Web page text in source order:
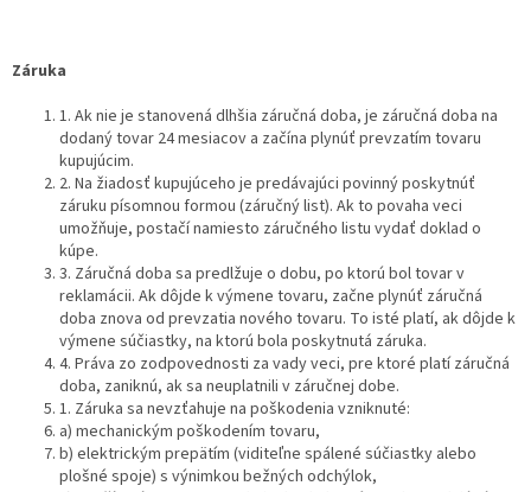
Záruka
1. Ak nie je stanovená dlhšia záručná doba, je záručná doba na
dodaný tovar 24 mesiacov a začína plynúť prevzatím tovaru
kupujúcim.
2. Na žiadosť kupujúceho je predávajúci povinný poskytnúť
záruku písomnou formou (záručný list). Ak to povaha veci
umožňuje, postačí namiesto záručného listu vydať doklad o
kúpe.
3. Záručná doba sa predlžuje o dobu, po ktorú bol tovar v
reklamácii. Ak dôjde k výmene tovaru, začne plynúť záručná
doba znova od prevzatia nového tovaru. To isté platí, ak dôjde k
výmene súčiastky, na ktorú bola poskytnutá záruka.
4. Práva zo zodpovednosti za vady veci, pre ktoré platí záručná
doba, zaniknú, ak sa neuplatnili v záručnej dobe.
1. Záruka sa nevzťahuje na poškodenia vzniknuté:
a) mechanickým poškodením tovaru,
b) elektrickým prepätím (viditeľne spálené súčiastky alebo
plošné spoje) s výnimkou bežných odchýlok,